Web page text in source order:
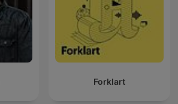
Forklart